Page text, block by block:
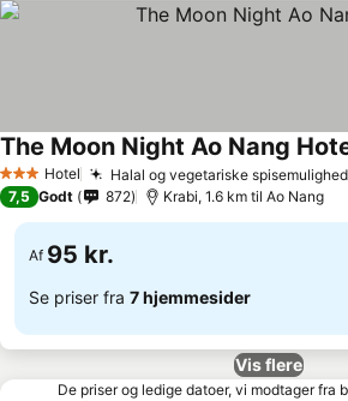
3 StjernerHotel Halal og vegetariske
The Moon Night Ao Nang
7,5 Godt 872 Krabi, 1.6 km til Ao Nang
Af 95 kr.
Se priser fra 7 hjemmesider
Vis flere
De priser og ledige datoer, vi modtager fra